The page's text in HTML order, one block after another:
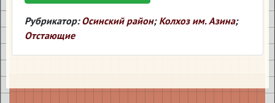
Рубрикатор: Осинский район; Колхоз им. Азина;
Отстающие